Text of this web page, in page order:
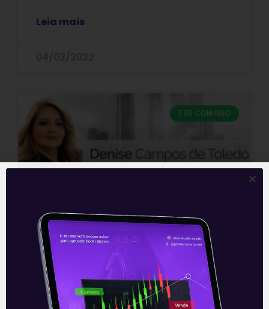
Leia mais
E EU COM ISSO
Conflito na Ucrânia amplia
incertezas globais e para o
Brasil | Denise Campos de